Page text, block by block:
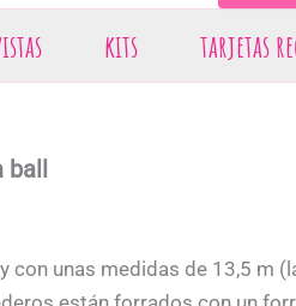
kits tarjetas
con unas medidas de 13,5 m